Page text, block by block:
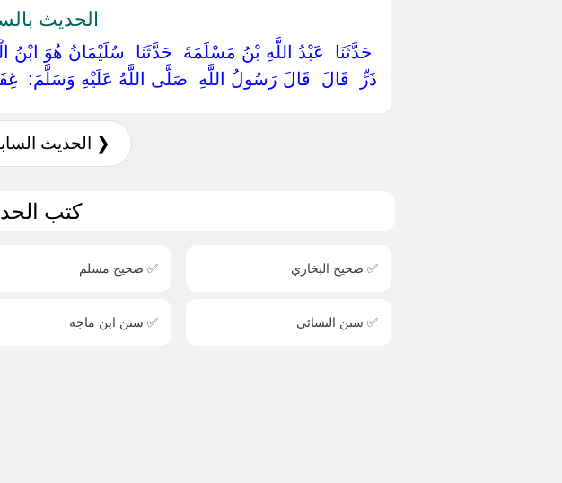
الحديث
‏حَدَّثَنَا ‏ ‏عَبْدُ اللَّهِ بْنُ مَسْلَمَةَ ‏ ‏حَدَّثَنَا ‏ ‏سُلَيْمَانُ هُوَ
ذَرٍّ ‏ ‏قَالَ ‏ ‏قَالَ رَسُولُ اللَّهِ ‏ ‏صَلَّى اللَّهُ عَلَيْهِ وَسَلَّمَ:
❮ الحديث
كتب
✅ صحيح البخاري ✅ صحيح مسلم
✅ سنن النسائي ✅ سنن ابن ماجه